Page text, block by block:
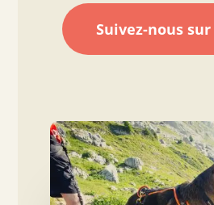
Suivez-nous